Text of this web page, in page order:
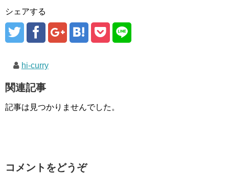
シェアする
hi-curry
関連記事
記事は見つかりませんでした。
コメントをどうぞ